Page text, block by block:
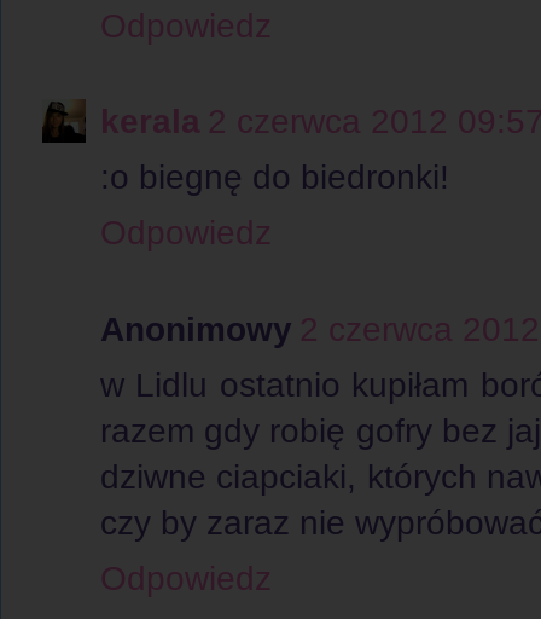
Odpowiedz
kerala 2 czerwca 2012
:o biegnę do biedronki!
Odpowiedz
Anonimowy 2 czerwca
w Lidlu ostatnio kupiłam
razem gdy robię gofry bez
dziwne ciapciaki, których
czy by zaraz nie
Odpowiedz